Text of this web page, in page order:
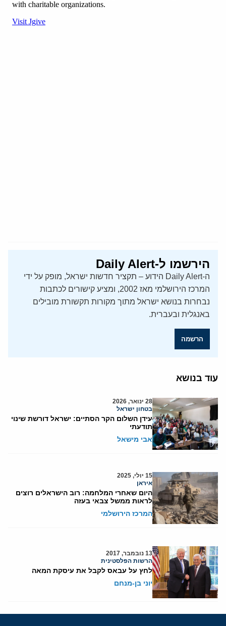
הירשמו ל-Daily Alert
ה-Daily Alert הידוע – תקציר חדשות ישראל, מופק על ידי
המרכז הירושלמי מאז 2002, ומציע קישורים לכתבות
נבחרות בנושא ישראל מתוך מקורות תקשורת מובילים
באנגלית ובעברית.
הרשמה
עוד בנושא
28 ינואר, 2026
בטחון ישראל
עידן השלום הקר הסתיים: ישראל דורשת שינוי
תודעתי
אבי מישאל
15 יולי, 2025
איראן
היום שאחרי המלחמה: רוב הישראלים רוצים
לראות ממשל צבאי בעזה
המרכז הירושלמי
13 נובמבר, 2017
הרשות הפלסטינית
לחץ על עבאס לקבל את עיסקת המאה
יוני בן-מנחם